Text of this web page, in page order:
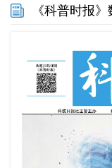
《科普时报